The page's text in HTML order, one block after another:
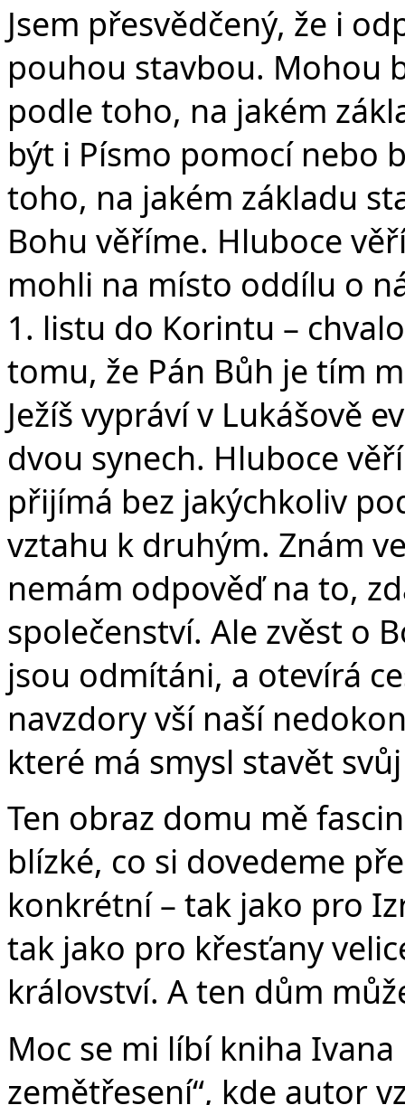
Jsem přesvědčený, že i
pouhou stavbou. Mohou
podle toho, na jakém
být i Písmo pomocí nebo
toho, na jakém základu
Bohu věříme. Hluboce
mohli na místo oddílu o
1. listu do Korintu –
tomu, že Pán Bůh je tím
Ježíš vypráví v Lukášově
dvou synech. Hluboce
přijímá bez jakýchkoliv
vztahu k druhým. Znám
nemám odpověď na to,
společenství. Ale zvěst o
jsou odmítáni, a otevírá
navzdory vší naší
které má smysl stavět
Ten obraz domu mě
blízké, co si dovedeme
konkrétní – tak jako pro
tak jako pro křesťany
království. A ten dům
Moc se mi líbí kniha
zemětřesení“, kde autor